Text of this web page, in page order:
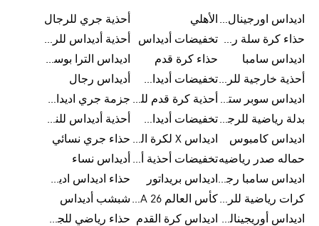
اديداس اورجينال رجالي الأهلي
أحذية جري للرجال
حذاء كرة سلة رجالي تخفيضات أديداس
أحذية أديداس للرجال
اديداس سامبا
حذاء كرة قدم
اديداس الترا بوست للرجال
أحذية خارجية للرجال
تخفيضات أديداس للرجال
أديداس رجال
اديداس سوبر ستار رجالي
أحذية كرة قدم للرجال
جزمة جري اديداس
بدلة رياضية للرجال
تخفيضات أديداس للنساء
أحذية أديداس للنساء
اديداس كامبوس
اديداس X لكرة القدم حذاء جري نسائي
حماله صدر رياضيه
تخفيضات أحذية أديداس للرجال أديداس نساء
اديداس سامبا رجالي اديداس بريداتور
حذاء اديداس اديستار للرجال
كرات رياضية للرجال
كأس العالم FIFA 26™ شبشب أديداس
اديداس أوريجينالز للنساء
اديداس كرة القدم
حذاء رياضي للجري